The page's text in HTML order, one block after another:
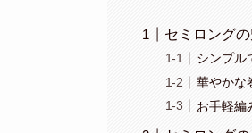
セミロング
シンプル
華やかな
お手軽編